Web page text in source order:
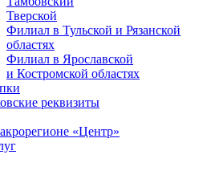
Тверской
Филиал в Тульской и Рязанской
областях
Филиал в Ярославской
и Костромской областях
реквизиты
«Центр»